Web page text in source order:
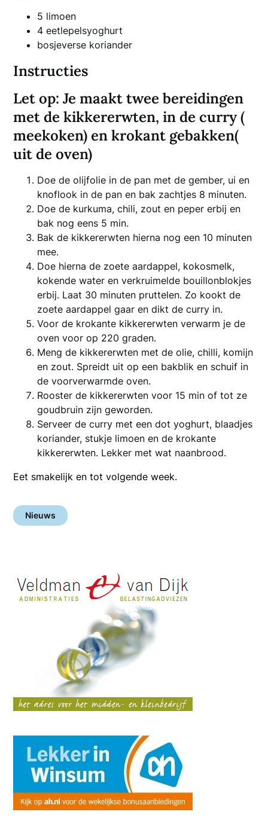
5 limoen
4 eetlepelsyoghurt
bosjeverse koriander
Instructies
Let op: Je maakt twee bereidingen
met de kikkererwten, in de curry (
meekoken) en krokant gebakken(
uit de oven)
Doe de olijfolie in de pan met de gember, ui en
knoflook in de pan en bak zachtjes 8 minuten.
Doe de kurkuma, chili, zout en peper erbij en
bak nog eens 5 min.
Bak de kikkererwten hierna nog een 10 minuten
mee.
Doe hierna de zoete aardappel, kokosmelk,
kokende water en verkruimelde bouillonblokjes
erbij. Laat 30 minuten pruttelen. Zo kookt de
zoete aardappel gaar en dikt de curry in.
Voor de krokante kikkererwten verwarm je de
oven voor op 220 graden.
Meng de kikkererwten met de olie, chilli, komijn
en zout. Spreidt uit op een bakblik en schuif in
de voorverwarmde oven.
Rooster de kikkererwten voor 15 min of tot ze
goudbruin zijn geworden.
Serveer de curry met een dot yoghurt, blaadjes
koriander, stukje limoen en de krokante
kikkererwten. Lekker met wat naanbrood.
Eet smakelijk en tot volgende week.
Nieuws